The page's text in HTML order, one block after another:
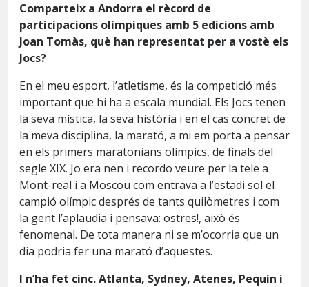
Comparteix a Andorra el rècord de
participacions olímpiques amb 5 edicions amb
Joan Tomàs, què han representat per a vostè els
Jocs?
En el meu esport, l’atletisme, és la competició més
important que hi ha a escala mundial. Els Jocs tenen
la seva mística, la seva història i en el cas concret de
la meva disciplina, la marató, a mi em porta a pensar
en els primers maratonians olímpics, de finals del
segle XIX. Jo era nen i recordo veure per la tele a
Mont-real i a Moscou com entrava a l’estadi sol el
campió olímpic després de tants quilòmetres i com
la gent l’aplaudia i pensava: ostres!, això és
fenomenal. De tota manera ni se m’ocorria que un
dia podria fer una marató d’aquestes.
I n’ha fet cinc. Atlanta, Sydney, Atenes, Pequín i